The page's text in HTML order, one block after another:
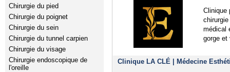
Chirurgie du pied
Chirurgie du poignet
Chirurgie du sein
Chirurgie du tunnel carpien
Chirurgie du visage
Chirurgie endoscopique de
l'oreille
Clinique
médical
gorge et
Clinique LA CLÉ | Médecine